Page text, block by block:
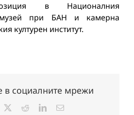
в Националния
музей при БАН и камерна
културен институт.
в социалните мрежи
RedditLinkedInЕлектронна